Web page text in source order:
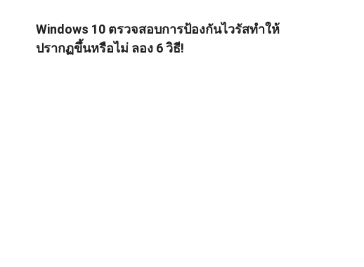
Windows 10 ตรวจสอบการป้องกันไวรัสทำให้
ปรากฏขึ้นหรือไม่ ลอง 6 วิธี!